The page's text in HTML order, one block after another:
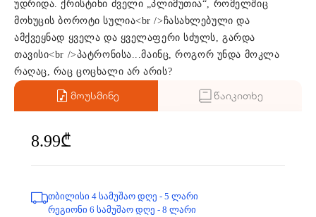
უდრიდა. ქრისტინი ძველი „პლიმუთია“, რომელშიც
მოხუცის ბოროტი სულია<br />ჩასახლებული და
ამქვეყნად ყველა და ყველაფერი სძულს, გარდა
თავისი<br />პატრონისა...მაინც, როგორ უნდა მოკლა
რაღაც, რაც ცოცხალი არ არის?
მოუსმინე წაიკითხე
8.99₾
თბილისი 4 სამუშაო დღე - 5 ლარი
რეგიონი 6 სამუშაო დღე - 8 ლარი